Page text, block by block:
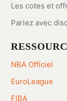
Les cotes et
Pariez avec
NBA Officiel
EuroLeague
FIBA